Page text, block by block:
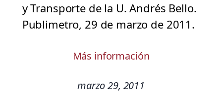
y Transporte de la U. Andrés Bello.
Publimetro, 29 de marzo de 2011.
Más información
marzo 29, 2011